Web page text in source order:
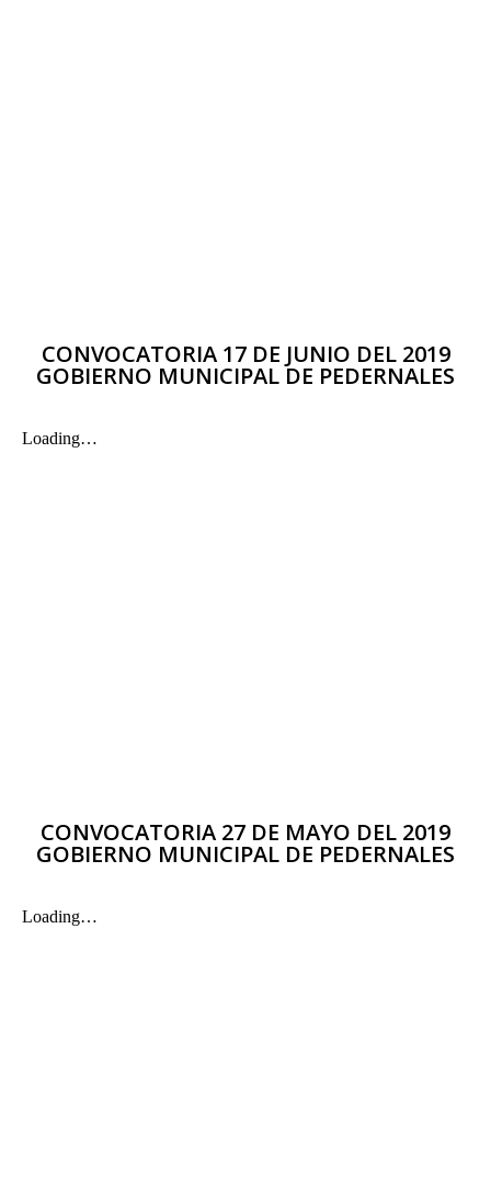
CONVOCATORIA 17 DE JUNIO DEL 2019
GOBIERNO MUNICIPAL DE PEDERNALES
CONVOCATORIA 27 DE MAYO DEL 2019
GOBIERNO MUNICIPAL DE PEDERNALES